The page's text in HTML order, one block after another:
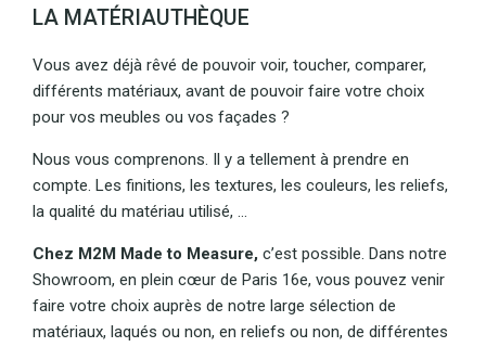
LA MATÉRIAUTHÈQUE
Vous avez déjà rêvé de pouvoir voir, toucher, comparer,
différents matériaux, avant de pouvoir faire votre choix
pour vos meubles ou vos façades ?
Nous vous comprenons. Il y a tellement à prendre en
compte. Les finitions, les textures, les couleurs, les reliefs,
la qualité du matériau utilisé, ...
Chez M2M Made to Measure, c’est possible. Dans notre
Showroom, en plein cœur de Paris 16e, vous pouvez venir
faire votre choix auprès de notre large sélection de
matériaux, laqués ou non, en reliefs ou non, de différentes